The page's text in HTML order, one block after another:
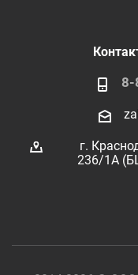
8-
г.
236/1А